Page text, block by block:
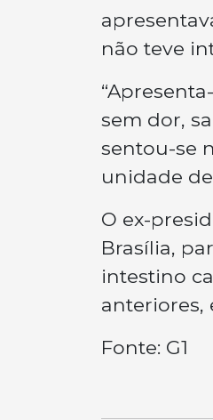
não teve
sem dor,
sentou-se
unidade
O ex-
Brasília,
intestino
anteriores,
Fonte: G1